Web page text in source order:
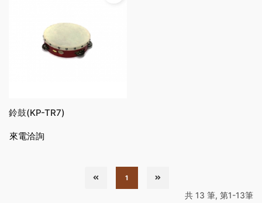
鈴鼓(KP-TR7)
來電洽詢
1
共 13 筆, 第1-13筆